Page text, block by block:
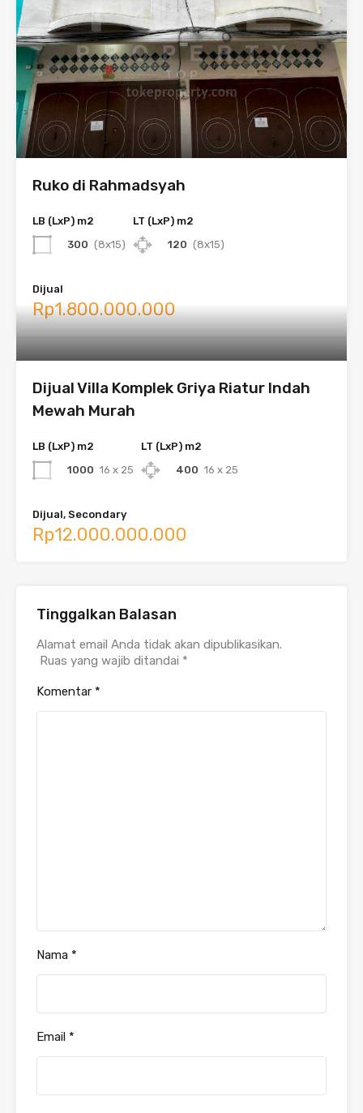
Ruko di Rahmadsyah
LB (LxP) m2
300 (8x15)
LT (LxP) m2
120 (8x15)
Dijual
Rp1.800.000.000
Dijual Villa Komplek Griya Riatur Indah
Mewah Murah
LB (LxP) m2
1000 16 x 25
LT (LxP) m2
400 16 x 25
Dijual, Secondary
Rp12.000.000.000
Tinggalkan Balasan
Alamat email Anda tidak akan dipublikasikan.
Ruas yang wajib ditandai *
Komentar *
Nama *
Email *